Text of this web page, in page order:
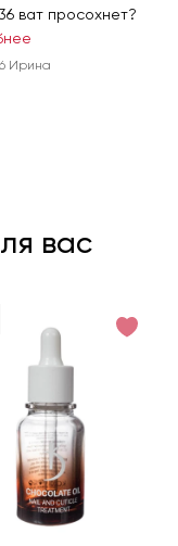
ват просохнет?
Ирина
вас